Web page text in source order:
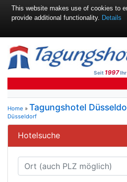
Seit 1997Ihr
Home » Tagungshotel
Düsseldorf
Hotelsuche
This website makes use of cookies to
provide additional functionality. Details